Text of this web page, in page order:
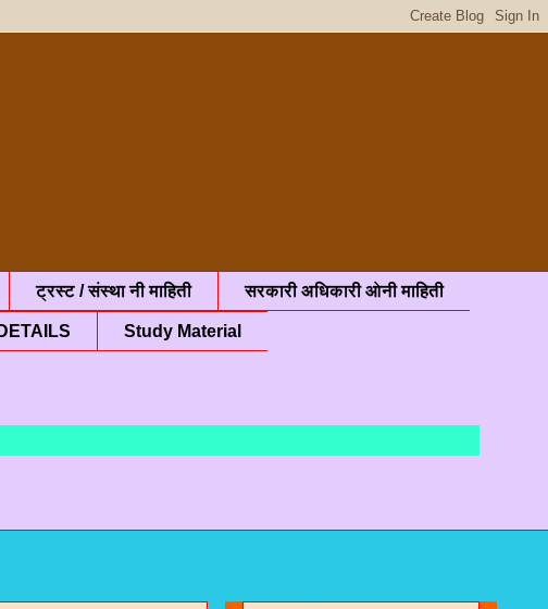
ट्रस्ट / संस्था नी माहिती सरकारी अधिकारी ओनी माहिती
Study Material